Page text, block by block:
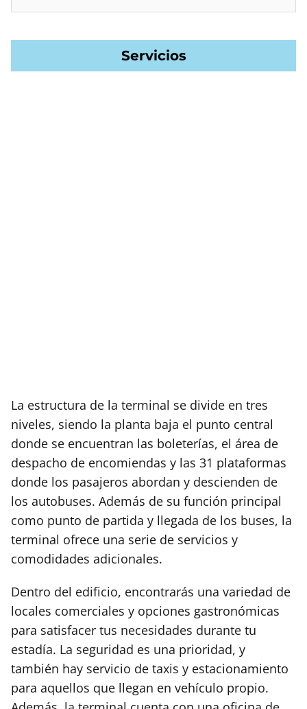
Servicios
La estructura de la terminal se divide en tres
niveles, siendo la planta baja el punto central
donde se encuentran las boleterías, el área de
despacho de encomiendas y las 31 plataformas
donde los pasajeros abordan y descienden de
los autobuses. Además de su función principal
como punto de partida y llegada de los buses, la
terminal ofrece una serie de servicios y
comodidades adicionales.
Dentro del edificio, encontrarás una variedad de
locales comerciales y opciones gastronómicas
para satisfacer tus necesidades durante tu
estadía. La seguridad es una prioridad, y
también hay servicio de taxis y estacionamiento
para aquellos que llegan en vehículo propio.